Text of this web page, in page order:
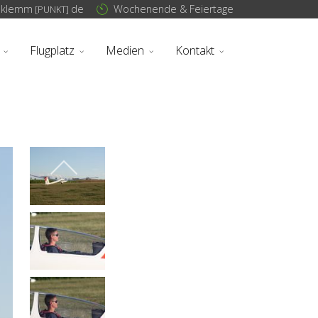
[PUNKT] de Wochenende & Feiertage
Flugplatz Medien Kontakt